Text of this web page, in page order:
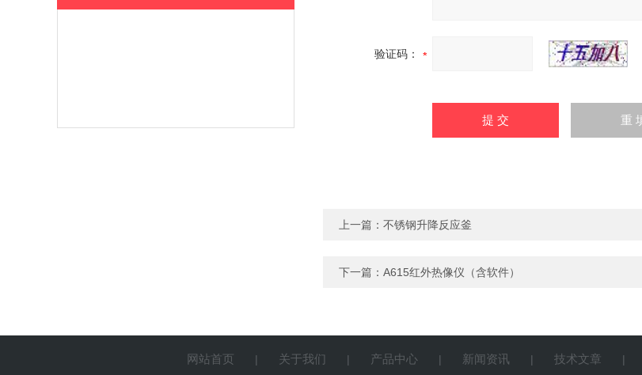
验证码：
上一篇： 不锈钢升降反应釜
下一篇： A615红外热像仪（含软件）
网站首页 | 关于我们 | 产品中心 | 新闻资讯 | 技术文章 |